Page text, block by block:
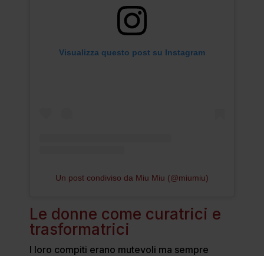
Visualizza questo post su Instagram
Un post condiviso da Miu Miu (@miumiu)
Le donne come curatrici e
trasformatrici
I loro compiti erano mutevoli ma sempre